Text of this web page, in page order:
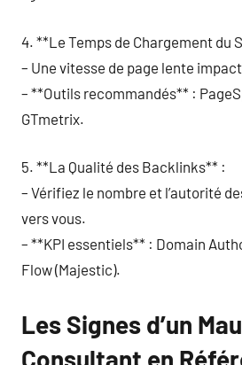
4. **Le Temps de Chargement du
– Une vitesse de page lente
– **Outils recommandés** :
GTmetrix.
5. **La Qualité des Backlinks** :
– Vérifiez le nombre et l’autorité
vers vous.
– **KPI essentiels** : Domain
Flow (Majestic).
Les Signes d’un
Consultant en